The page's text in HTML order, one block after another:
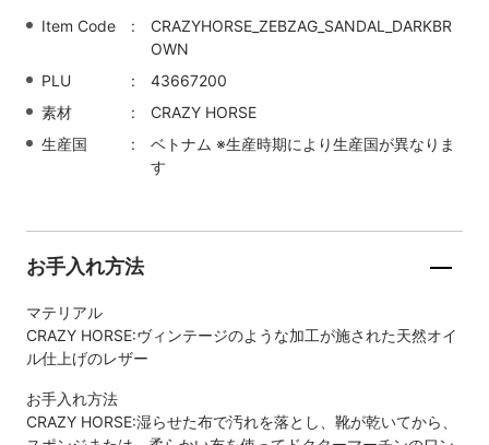
Item Code
CRAZYHORSE_ZEBZAG_SANDAL_DARKBR
OWN
PLU
43667200
素材
CRAZY HORSE
生産国
ベトナム ※生産時期により生産国が異なりま
す
お手入れ方法
マテリアル
CRAZY HORSE:ヴィンテージのような加工が施された天然オイ
ル仕上げのレザー
お手入れ方法
CRAZY HORSE:湿らせた布で汚れを落とし、靴が乾いてから、